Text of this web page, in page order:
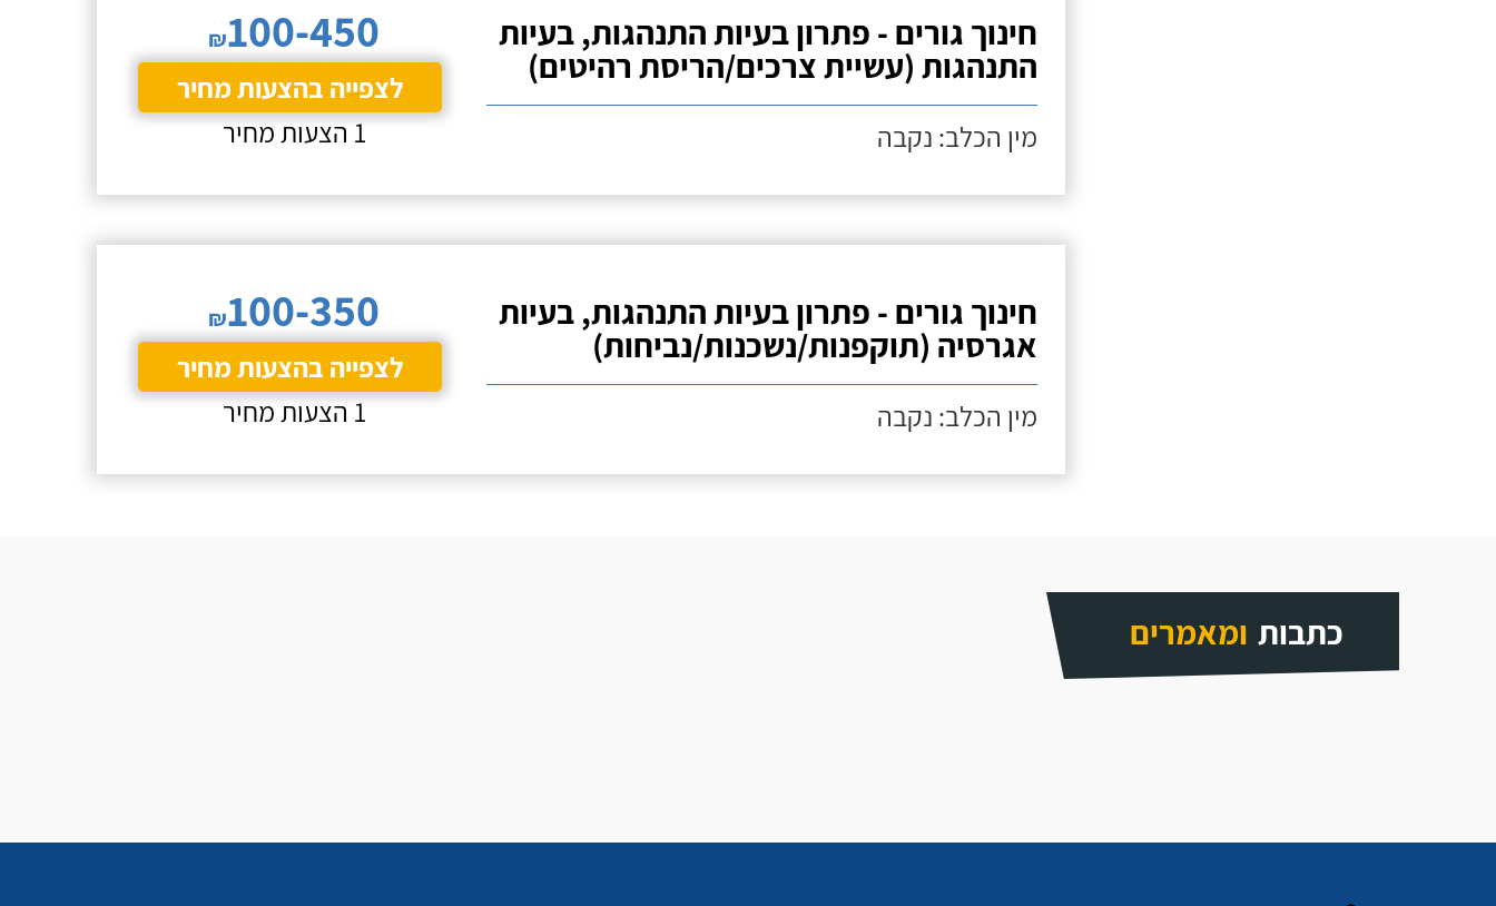
חינוך גורים - פתרון בעיות התנהגות, בעיות
התנהגות (עשיית צרכים/הריסת רהיטים)
מין הכלב: נקבה
₪100-450
לצפייה בהצעות מחיר
1 הצעות מחיר
חינוך גורים - פתרון בעיות התנהגות, בעיות
אגרסיה (תוקפנות/נשכנות/נביחות)
מין הכלב: נקבה
₪100-350
לצפייה בהצעות מחיר
1 הצעות מחיר
כתבות ומאמרים